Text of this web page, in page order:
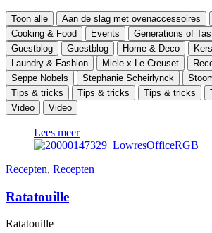
Toon alle Aan de slag met ovenaccessoires
Cooking & Food
Events Generations of
Guestblog
Guestblog Home & Deco
Laundry & Fashion
Miele x Le Creuset
Seppe Nobels
Stephanie Scheirlynck
Tips & tricks
Tips & tricks Tips & tricks
Video
Video
Lees meer
Recepten, Recepten
Ratatouille
Ratatouille